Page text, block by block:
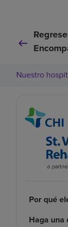
Nuestro
Por qué
Haga una